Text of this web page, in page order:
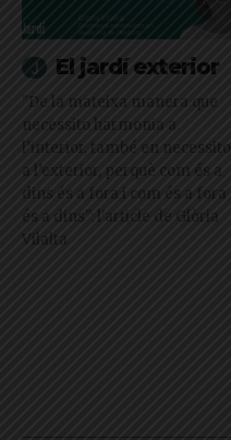
El jardí exterior
"De la mateixa manera que
necessito harmonia a
l’interior, també en necessito
a l’exterior, perquè com és a
dins és a fora i com és a fora
és a dins": l'article de Glòria
Vilalta